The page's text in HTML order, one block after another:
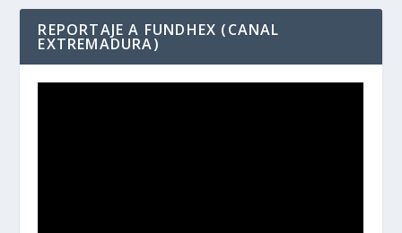
REPORTAJE A FUNDHEX (CANAL
EXTREMADURA)